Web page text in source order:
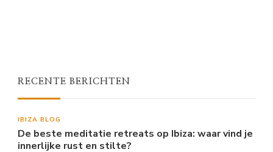
RECENTE BERICHTEN
IBIZA BLOG
De beste meditatie retreats op Ibiza: waar vind je
innerlijke rust en stilte?